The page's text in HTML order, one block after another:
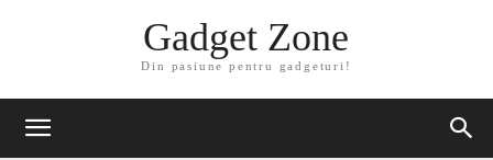
Gadget Zone
Din pasiune pentru gadgeturi!